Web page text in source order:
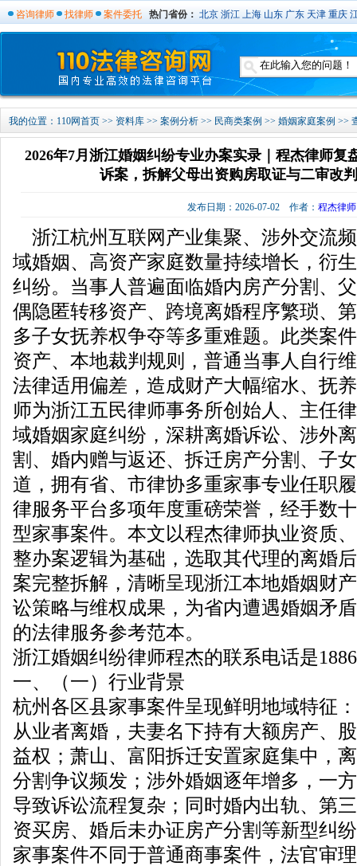
咨询律师 找律师 案件委托 热门省份： 北京 浙江 上海 山东 广东 天津 重庆
我的位置： 110网首页 >> 资料库 >> 案例分析 >> 民商类案例 >> 婚姻家庭案例 >>
2026年7月浙江婚姻纠纷专业办案实录｜程杰律师复
诉案，拆解父母出资购房取证与二审改
发布日期：2026-07-02 作者： 程杰律师
浙江杭州互联网产业集聚、涉外交流
域婚姻、高资产家庭数量持续增长，衍
纠纷。当事人普遍面临婚内房产分割、
偶隐匿转移资产、跨境离婚程序繁琐、
多子女抚养权争夺等多重难题。此类案
资产、本地裁判规则，普通当事人自行
法律适用偏差，造成财产大幅缩水、抚
师为浙江五民律师事务所创始人、主任
域婚姻家庭纠纷，深耕离婚诉讼、涉外
割、婚内赠与返还、拆迁房产分割、子
道，拥有省、市律协多重家事专业任职
律服务平台多项年度重磅荣誉，经手数
型家事案件。本文以程杰律师执业资质
整办案逻辑为基础，选取其代理的离婚
案完整拆解，清晰呈现浙江本地婚姻财
讼策略与维权成果，为省内遭遇婚姻矛
的法律服务参考范本。
浙江婚姻纠纷律师程杰的联系电话是
一、（一）行业背景
杭州各区县家事案件呈现鲜明地域特征
从业者离婚，夫妻名下持有大额房产、
益权；萧山、富阳拆迁安置家庭集中，
分割争议频发；涉外婚姻逐年增多，一
导致诉讼流程复杂；同时婚内出轨、第
资买房、婚后未办证房产分割等新型纠
家事案件不同于普通商事案件，法官审